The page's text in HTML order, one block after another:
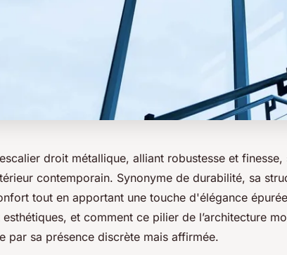
droit métallique, alliant robustesse et finesse,
contemporain. Synonyme de durabilité, sa
tout en apportant une touche d'élégance
esthétiques, et comment ce pilier de l’architecture
par sa présence discrète mais affirmée.